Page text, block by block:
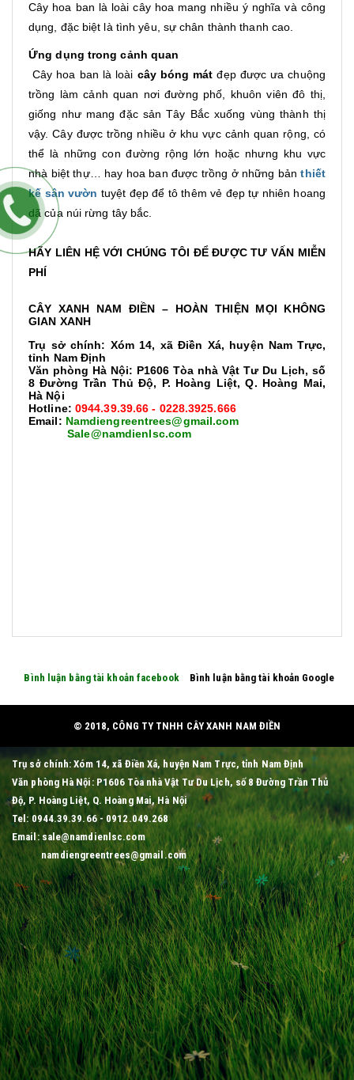
Cây hoa ban là loài cây hoa mang nhiều ý nghĩa và công
dụng, đặc biệt là tình yêu, sự chân thành thanh cao.
Ứng dụng trong cảnh quan
Cây hoa ban là loài cây bóng mát đẹp được ưa chuộng
trồng làm cảnh quan nơi đường phố, khuôn viên đô thị,
giống như mang đặc sản Tây Bắc xuống vùng thành thị
vậy. Cây được trồng nhiều ở khu vực cảnh quan rộng, có
thể là những con đường rộng lớn hoặc nhưng khu vực
nhà biệt thự… hay hoa ban được trồng ở những bảnthiết
kế sân vườn tuyệt đẹp để tô thêm vẻ đẹp tự nhiên hoang
dã của núi rừng tây bắc.
HÃY LIÊN HỆ VỚI CHÚNG TÔI ĐỂ ĐƯỢC TƯ VẤN MIỄN
PHÍ
CÂY XANH NAM ĐIỀN – HOÀN THIỆN MỌI KHÔNG
GIAN XANH
Trụ sở chính: Xóm 14, xã Điền Xá, huyện Nam Trực,
tỉnh Nam Định
Văn phòng Hà Nội: P1606 Tòa nhà Vật Tư Du Lịch, số
8 Đường Trần Thủ Độ, P. Hoàng Liệt, Q. Hoàng Mai,
Hà Nội
Hotline: 0944.39.39.66 - 0228.3925.666
Email: Namdiengreentrees@gmail.com
Sale@namdienlsc.com
Bình luận bằng tài khoản facebook Bình luận bằng tài khoản Google
© 2018, CÔNG TY TNHH CÂY XANH NAM ĐIỀN
Trụ sở chính: Xóm 14, xã Điền Xá, huyện Nam Trực, tỉnh Nam Định
Văn phòng Hà Nội: P1606 Tòa nhà Vật Tư Du Lịch, số 8 Đường Trần Thủ
Độ, P. Hoàng Liệt, Q. Hoàng Mai, Hà Nội
Tel: 0944.39.39.66 - 0912.049.268
Email: sale@namdienlsc.com
namdiengreentrees@gmail.com